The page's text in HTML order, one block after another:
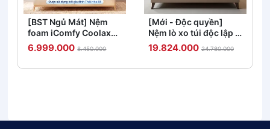
[BST Ngủ Mát] Nệm
foam iComfy Coolax
đa tầng thoáng mát,
massage thư giãn dày
6.999.000 8.450.000
[Mới - Độc quyền]
Nệm lò xo túi độc lập 3
vùng Dunlopillo
de.Stress Powerful
19.824.000 24.780.000